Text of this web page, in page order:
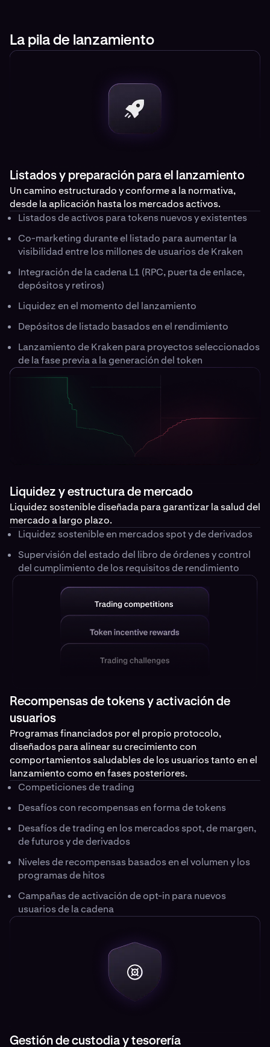
La pila de lanzamiento
Listados y preparación para el lanzamiento
Un camino estructurado y conforme a la normativa,
desde la aplicación hasta los mercados activos.
Listados de activos para tokens nuevos y existentes
Co-marketing durante el listado para aumentar la
visibilidad entre los millones de usuarios de Kraken
Integración de la cadena L1 (RPC, puerta de enlace,
depósitos y retiros)
Liquidez en el momento del lanzamiento
Depósitos de listado basados en el rendimiento
Lanzamiento de Kraken para proyectos seleccionados
de la fase previa a la generación del token
Liquidez y estructura de mercado
Liquidez sostenible diseñada para garantizar la salud del
mercado a largo plazo.
Liquidez sostenible en mercados spot y de derivados
Supervisión del estado del libro de órdenes y control
del cumplimiento de los requisitos de rendimiento
Recompensas de tokens y activación de
usuarios
Programas financiados por el propio protocolo,
diseñados para alinear su crecimiento con
comportamientos saludables de los usuarios tanto en el
lanzamiento como en fases posteriores.
Competiciones de trading
Desafíos con recompensas en forma de tokens
Desafíos de trading en los mercados spot, de margen,
de futuros y de derivados
Niveles de recompensas basados en el volumen y los
programas de hitos
Campañas de activación de opt-in para nuevos
usuarios de la cadena
Gestión de custodia y tesorería